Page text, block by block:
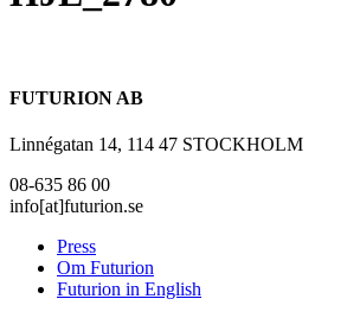
FUTURION AB
Linnégatan 14, 114 47 STOCKHOLM
08-635 86 00
info[at]futurion.se
Press
Om Futurion
Futurion in English